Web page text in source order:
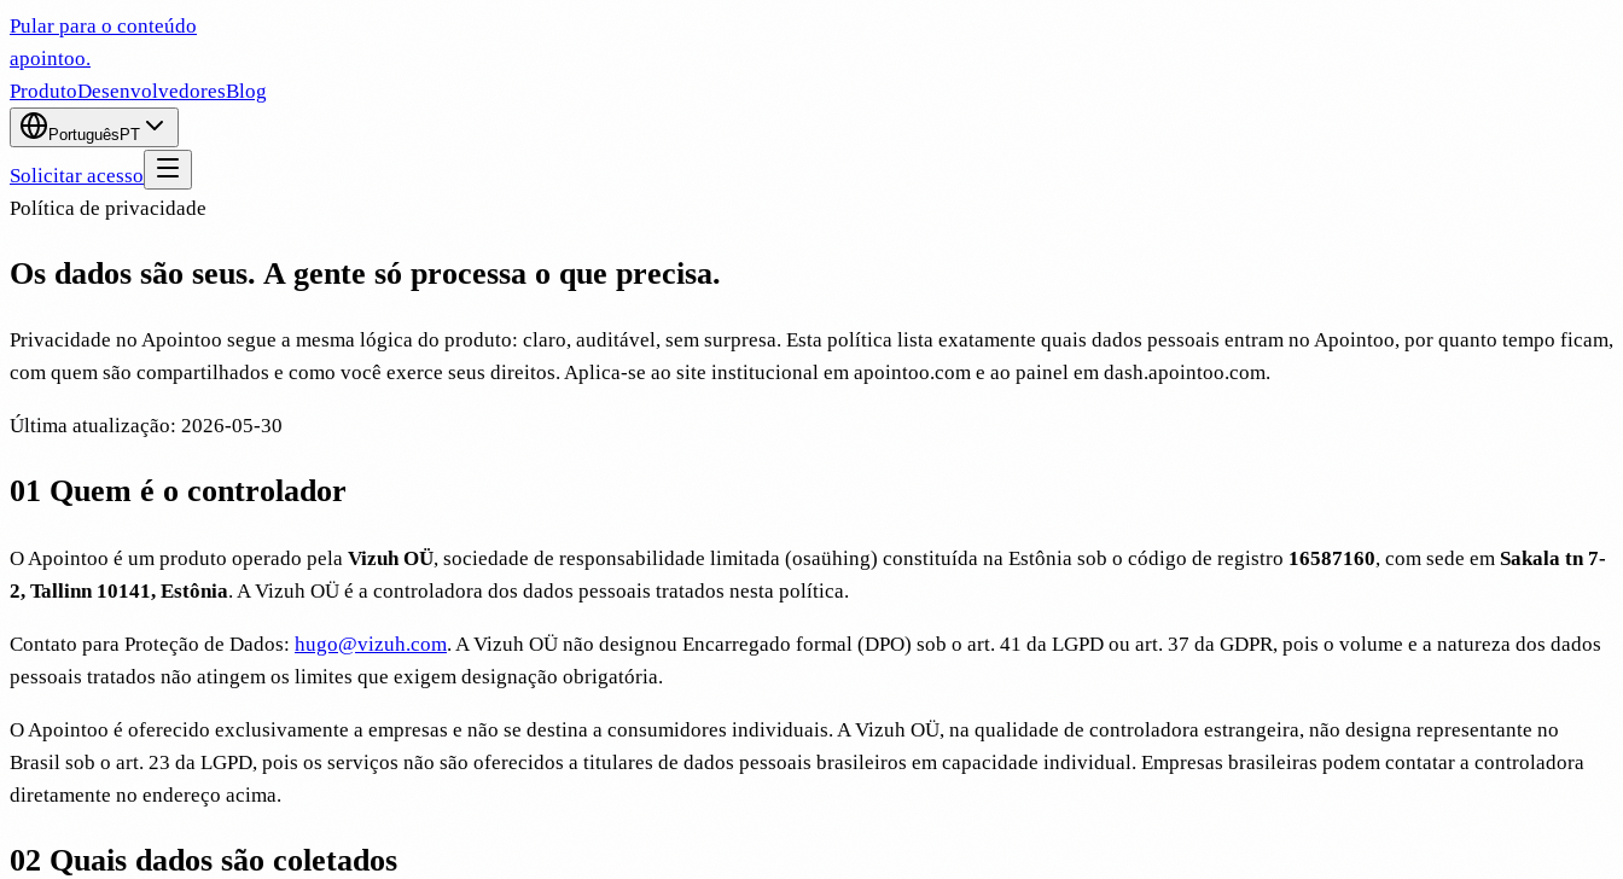
Pular para o conteúdo
apointoo.
ProdutoDesenvolvedoresBlog
Português PT
Solicitar acesso
Política de privacidade
Os dados são seus. A gente só processa o que precisa.
Privacidade no Apointoo segue a mesma lógica do produto: claro, auditável, sem surpresa. Esta política lista exatamente quais dados pessoais entram no Apointoo, por quanto tempo ficam,
com quem são compartilhados e como você exerce seus direitos. Aplica-se ao site institucional em apointoo.com e ao painel em dash.apointoo.com.
Última atualização: 2026-05-30
01 Quem é o controlador
O Apointoo é um produto operado pela Vizuh OÜ, sociedade de responsabilidade limitada (osaühing) constituída na Estônia sob o código de registro 16587160, com sede em Sakala tn 7-
2, Tallinn 10141, Estônia. A Vizuh OÜ é a controladora dos dados pessoais tratados nesta política.
Contato para Proteção de Dados: hugo@vizuh.com. A Vizuh OÜ não designou Encarregado formal (DPO) sob o art. 41 da LGPD ou art. 37 da GDPR, pois o volume e a natureza dos dados
pessoais tratados não atingem os limites que exigem designação obrigatória.
O Apointoo é oferecido exclusivamente a empresas e não se destina a consumidores individuais. A Vizuh OÜ, na qualidade de controladora estrangeira, não designa representante no
Brasil sob o art. 23 da LGPD, pois os serviços não são oferecidos a titulares de dados pessoais brasileiros em capacidade individual. Empresas brasileiras podem contatar a controladora
diretamente no endereço acima.
02 Quais dados são coletados